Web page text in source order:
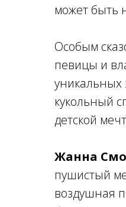
может быть
Особым
певицы и
уникальных
кукольный
детской
Жанна
пушистый
воздушная